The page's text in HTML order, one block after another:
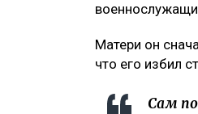
Матери он
что его избил
Сам